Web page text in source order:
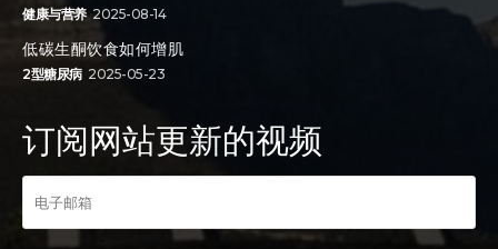
健康与营养 2025-08-14
低碳生酮饮食如何增肌
2型糖尿病 2025-05-23
订阅网站更新的视频